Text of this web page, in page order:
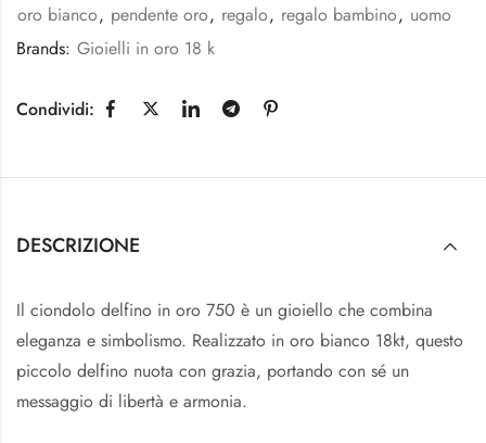
oro bianco, pendente oro, regalo, regalo bambino, uomo
Brands: Gioielli in oro 18 k
Condividi:
DESCRIZIONE
Il ciondolo delfino in oro 750 è un gioiello che combina
eleganza e simbolismo. Realizzato in oro bianco 18kt, questo
piccolo delfino nuota con grazia, portando con sé un
messaggio di libertà e armonia.